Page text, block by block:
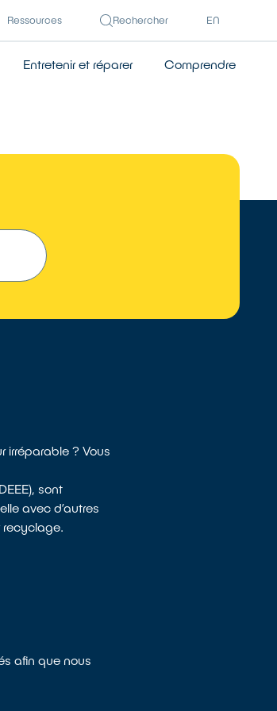
Ressources Rechercher EN
Entretenir et réparer Comprendre
irréparable ? Vous
sont
avec d’autres
recyclage.
afin que nous